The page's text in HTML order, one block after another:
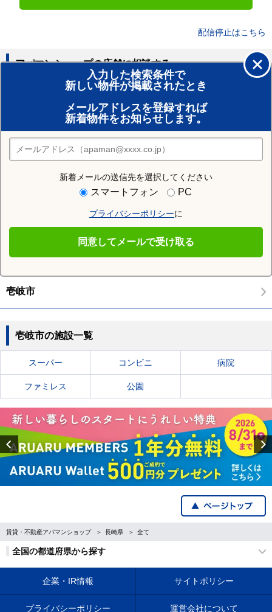
配信停止はこちら
入力した検索条件で
新しい物件が掲載されたとき
メールアドレスを登録すれば
新着物件をお知らせします。
新着メールの送信先を選択してください
スマートフォン PC
プライバシーポリシーに
同意してメールで受け取る
アパマンショップの店舗に相談する
賃貸のプロがお部屋探し！
おまかせ物件リクエスト
住みたい街の店舗を探す
店舗検索
周辺の人気エリア
平戸市 松浦市 対馬市
住む街研究所で壱岐市の情報を見る
壱岐市
壱岐市の施設一覧
スーパー コンビニ 病院
ファミレス 公園
Previous
賃貸・不動産アパマンショップ 長崎県 全て
全国の都道府県から探す
企業・IR情報 サイトポリシー
プライバシーポリシー 運営会社について